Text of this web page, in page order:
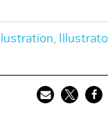
Illustration,